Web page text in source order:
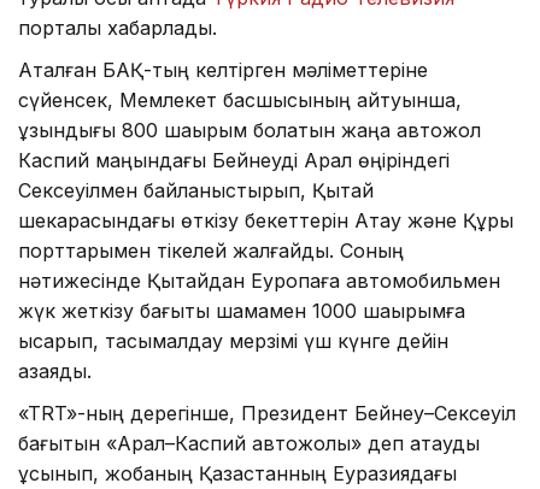
порталы хабарлады.
Аталған БАҚ-тың келтірген мәліметтеріне
сүйенсек, Мемлекет басшысының айтуынша,
ұзындығы 800 шақырым болатын жаңа автожол
Каспий маңындағы Бейнеуді Арал өңіріндегі
Сексеуілмен байланыстырып, Қытай
шекарасындағы өткізу бекеттерін Ақтау және Құрық
порттарымен тікелей жалғайды. Соның
нәтижесінде Қытайдан Еуропаға автомобильмен
жүк жеткізу бағыты шамамен 1000 шақырымға
қысқарып, тасымалдау мерзімі үш күнге дейін
азаяды.
«TRT»-ның дерегінше, Президент Бейнеу–Сексеуіл
бағытын «Арал–Каспий автожолы» деп атауды
ұсынып, жобаның Қазақстанның Еуразиядағы